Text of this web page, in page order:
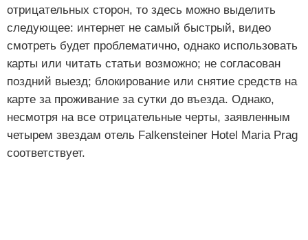
отрицательных сторон, то здесь можно выделить
следующее: интернет не самый быстрый, видео
смотреть будет проблематично, однако использовать
карты или читать статьи возможно; не согласован
поздний выезд; блокирование или снятие средств на
карте за проживание за сутки до въезда. Однако,
несмотря на все отрицательные черты, заявленным
четырем звездам отель Falkensteiner Hotel Maria Prag
соответствует.